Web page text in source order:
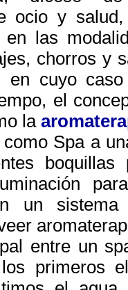
ocio y
las
chorros y
en cuyo
el
la
Spa a
boquillas
un
entre un
primeros